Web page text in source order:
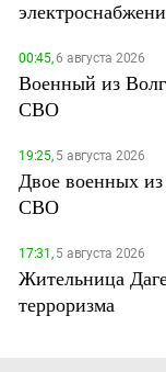
00:45,6 августа 2026
Военный из
СВО
19:25,5 августа 2026
Двое военных из
СВО
17:31,5 августа 2026
Жительница
терроризма